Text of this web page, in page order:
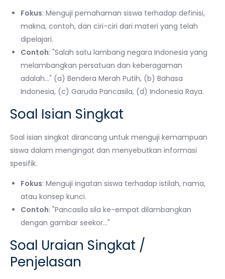
Fokus: Menguji pemahaman siswa terhadap definisi,
makna, contoh, dan ciri-ciri dari materi yang telah
dipelajari.
Contoh: "Salah satu lambang negara Indonesia yang
melambangkan persatuan dan keberagaman
adalah…" (a) Bendera Merah Putih, (b) Bahasa
Indonesia, (c) Garuda Pancasila, (d) Indonesia Raya.
Soal Isian Singkat
Soal isian singkat dirancang untuk menguji kemampuan
siswa dalam mengingat dan menyebutkan informasi
spesifik.
Fokus: Menguji ingatan siswa terhadap istilah, nama,
atau konsep kunci.
Contoh: "Pancasila sila ke-empat dilambangkan
dengan gambar seekor…"
Soal Uraian Singkat /
Penjelasan